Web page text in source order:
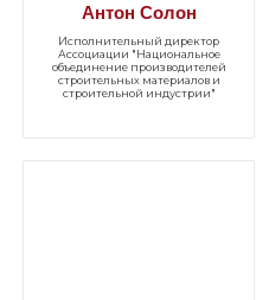
Антон Солон
Исполнительный директор
Ассоциации "Национальное
объединение производителей
строительных материалов и
строительной индустрии"